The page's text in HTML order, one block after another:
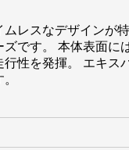
ムレスなデザインが
です。 本体表面に
行性を発揮。 エキ